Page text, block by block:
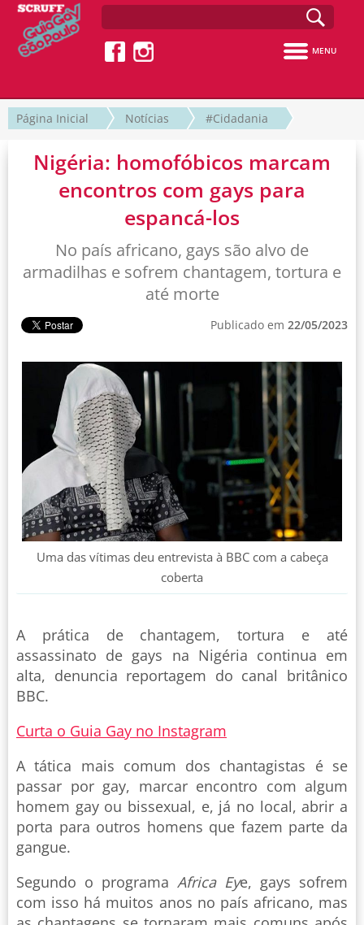
MENU
Página Inicial Notícias #Cidadania
Nigéria: homofóbicos marcam
encontros com gays para
espancá-los
No país africano, gays são alvo de
armadilhas e sofrem chantagem, tortura e
até morte
Publicado em 22/05/2023
Uma das vítimas deu entrevista à BBC com a cabeça
coberta
A prática de chantagem, tortura e até
assassinato de gays na Nigéria continua em
alta, denuncia reportagem do canal britânico
BBC.
Curta o Guia Gay no Instagram
A tática mais comum dos chantagistas é se
passar por gay, marcar encontro com algum
homem gay ou bissexual, e, já no local, abrir a
porta para outros homens que fazem parte da
gangue.
Segundo o programa Africa Eye, gays sofrem
com isso há muitos anos no país africano, mas